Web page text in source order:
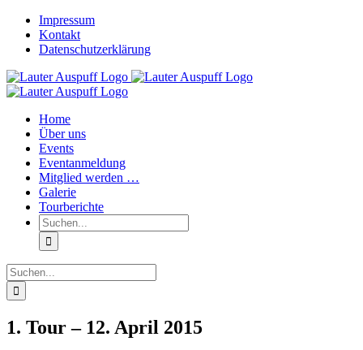
Zum
Inhalt
springen
Impressum
Kontakt
Datenschutzerklärung
Home
Über uns
Events
Eventanmeldung
Mitglied werden …
Galerie
Tourberichte
Suche
nach:
Suche
nach:
1. Tour – 12. April 2015